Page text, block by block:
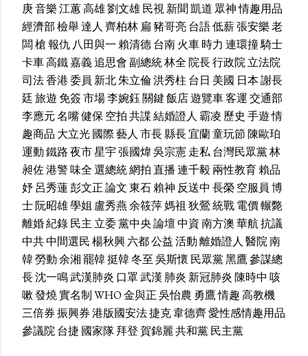
庚音樂江蕙高雄劉文雄民視新聞凱道 眾神情趣用品
經濟部檢舉達人 齊柏林 扁豬哥亮台語低薪張安樂老
闆槍報仇 八田與一賴清德台南火車時力 連環撞騎士
卡車高鐵嘉義追思會副總統林全院長行政院立法院
司法香港委員 新北朱立倫洪秀柱 台日 美國 日本謝長
廷旅遊 免簽市場李婉鈺關鍵飯店遊覽車客運交通部
李應元名嘴健保空拍共諜結婚證人 霸凌 歷史 手遊情
趣商品 大立光國際藝人 市長縣長宜蘭童玩節陳歐珀
運動鐵路夜市星宇張國煒吳宗憲走私台灣民眾黨林
昶佐港警味全選總統網拍直播連千毅兩性教育賴品
妤呂秀蓮彭文正論文東石賴神 反送中 長榮空服員 博
士阮昭雄學姐 盧秀燕余筱萍媽祖 狄鶯統戰電價輾斃
離婚紀錄民主 立委黨中央論壇中資南方澳華航抗議
中共中間選民楊秋興六都公益活動離婚證人 醫院南
韓勞動余湘罷韓挺韓冬至吳斯懷 民眾黨黑鷹參謀總
長沈一鳴武漢肺炎 口罩武漢 肺炎 新冠肺炎陳時中 咳
嗽發燒實名制WHO金與正吳怡農 勇鷹情趣高教機
三倍券振興券港版國安法捷克韋德齊愛性感情趣用品
參議院台捷 國家隊拜登賀錦麗共和黨民主黨